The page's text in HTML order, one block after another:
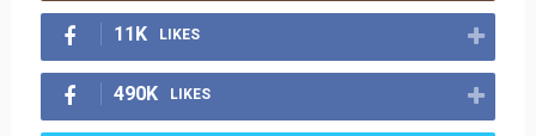
11K LIKES
490K LIKES